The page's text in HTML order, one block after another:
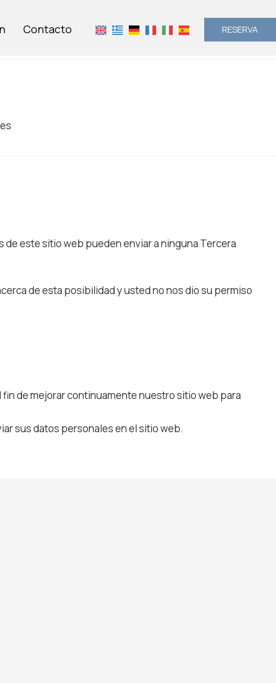
RESERVA
Contacto
este sitio web pueden enviar a ninguna Tercera
de esta posibilidad y usted no nos dio su permiso
de mejorar continuamente nuestro sitio web para
sus datos personales en el sitio web.